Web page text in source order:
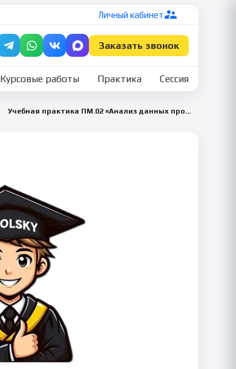
Личный кабинет
Заказать звонок
Курсовые работы Практика Сессия
Учебная практика ПМ.02 «Анализ данных производственных программ, планов-графиков, нормативов производственного процесса», 1 семестр — Оператор диспетчерской службы